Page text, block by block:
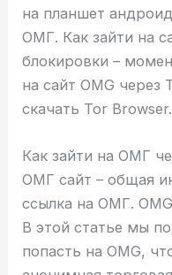
на планшет
ОМГ. Как зайти на
блокировки –
на сайт OMG через
скачать Tor Browser.
Как зайти на ОМГ
ОМГ сайт – общая
ссылка на ОМГ.
В этой статье мы
попасть на OMG,